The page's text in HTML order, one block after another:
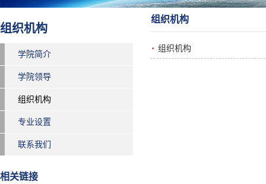
组织机构
学院简介
学院领导
组织机构
专业设置
联系我们
相关链接
组织机构
组织机构